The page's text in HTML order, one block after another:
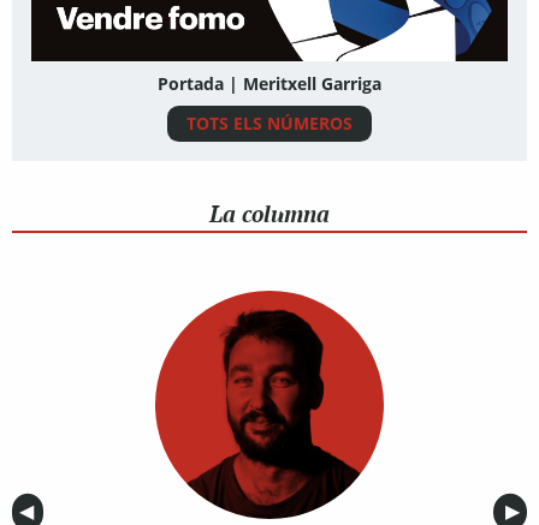
Portada | Meritxell Garriga
TOTS ELS NÚMEROS
La columna
Anterior
◀︎ ▶︎